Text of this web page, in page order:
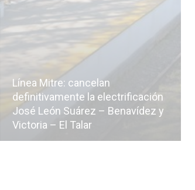
Línea Mitre: cancelan
definitivamente la electrificación
José León Suárez – Benavídez y
Victoria – El Talar